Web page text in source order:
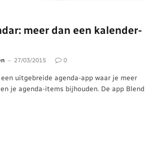
meer dan een kalender-
27/03/2015 0
uitgebreide agenda-app waar je meer
je agenda-items bijhouden. De app Blend